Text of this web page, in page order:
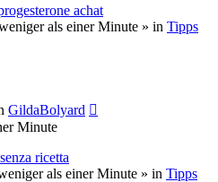
achat
als einer Minute » in Tipps
GildaBolyard
Minute
ricetta
als einer Minute » in Tipps